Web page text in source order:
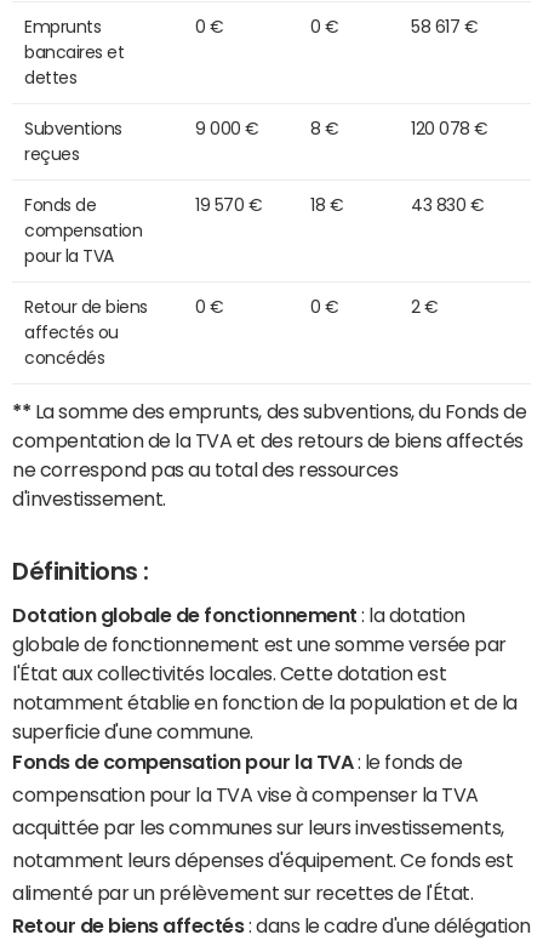
Emprunts
bancaires et
dettes
0 € 0 € 58 617 €
Subventions
reçues
9 000 € 8 € 120 078 €
Fonds de
compensation
pour la TVA
19 570 € 18 € 43 830 €
Retour de biens
affectés ou
concédés
0 € 0 € 2 €
** La somme des emprunts, des subventions, du Fonds de
compentation de la TVA et des retours de biens affectés
ne correspond pas au total des ressources
d'investissement.
Définitions :
Dotation globale de fonctionnement : la dotation
globale de fonctionnement est une somme versée par
l'État aux collectivités locales. Cette dotation est
notamment établie en fonction de la population et de la
superficie d'une commune.
Fonds de compensation pour la TVA: le fonds de
compensation pour la TVA vise à compenser la TVA
acquittée par les communes sur leurs investissements,
notamment leurs dépenses d'équipement. Ce fonds est
alimenté par un prélèvement sur recettes de l'État.
Retour de biens affectés: dans le cadre d'une délégation